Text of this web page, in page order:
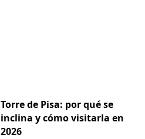
Torre de Pisa: por qué se
inclina y cómo visitarla en
2026